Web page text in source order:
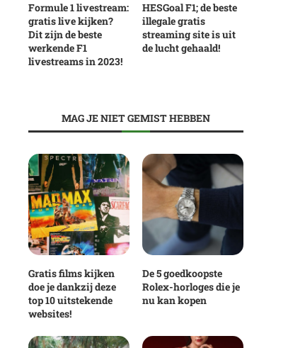
Formule 1 livestream:
gratis live kijken?
Dit zijn de beste
werkende F1
livestreams in 2023!
HESGoal F1; de beste
illegale gratis
streaming site is uit
de lucht gehaald!
MAG JE NIET GEMIST HEBBEN
Gratis films kijken
doe je dankzij deze
top 10 uitstekende
websites!
De 5 goedkoopste
Rolex-horloges die je
nu kan kopen